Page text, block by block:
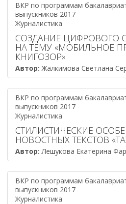
ВКР по программам
выпускников 2017
Журналистика
СОЗДАНИЕ ЦИФРОВОГО
НА ТЕМУ «МОБИЛЬНОЕ
КНИГОЗОР»
Автор: Жалкимова Светлана
ВКР по программам
выпускников 2017
Журналистика
СТИЛИСТИЧЕСКИЕ
НОВОСТНЫХ ТЕКСТОВ
Автор: Лешукова Екатерина
ВКР по программам
выпускников 2017
Журналистика